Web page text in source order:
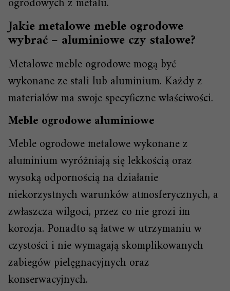
Jakie metalowe meble ogrodowe
wybrać – aluminiowe czy stalowe?
Metalowe meble ogrodowe mogą być
wykonane ze stali lub aluminium. Każdy z
materiałów ma swoje specyficzne właściwości.
Meble ogrodowe aluminiowe
Meble ogrodowe metalowe wykonane z
aluminium wyróżniają się lekkością oraz
wysoką odpornością na działanie
niekorzystnych warunków atmosferycznych, a
zwłaszcza wilgoci, przez co nie grozi im
korozja. Ponadto są łatwe w utrzymaniu w
czystości i nie wymagają skomplikowanych
zabiegów pielęgnacyjnych oraz
konserwacyjnych.